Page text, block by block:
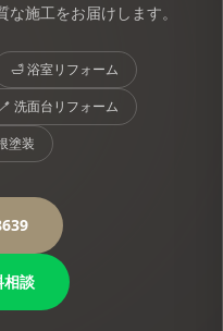
施工をお届けします。
🛁浴室リフォーム
🪥 洗面台リフォーム
塗装
相談